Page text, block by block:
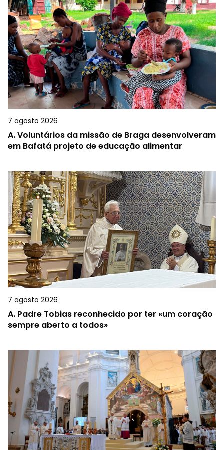
7 agosto 2026
A.Voluntários da missão de Braga desenvolveram
em Bafatá projeto de educação alimentar
7 agosto 2026
A. Padre Tobias reconhecido por ter «um coração
sempre aberto a todos»